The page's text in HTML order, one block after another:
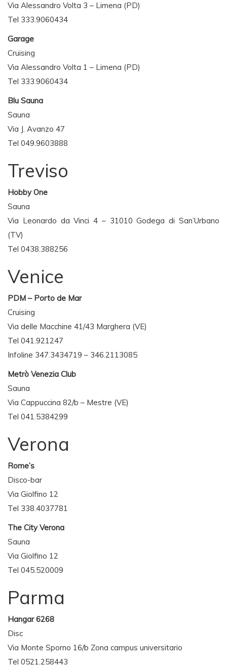
Via Alessandro Volta 3 – Limena (PD)
Tel 333.9060434
Garage
Cruising
Via Alessandro Volta 1 – Limena (PD)
Tel 333.9060434
Blu Sauna
Sauna
Via J. Avanzo 47
Tel 049.9603888
Treviso
Hobby One
Sauna
Via Leonardo da Vinci 4 – 31010 Godega di San’Urbano
(TV)
Tel 0438.388256
Venice
PDM – Porto de Mar
Cruising
Via delle Macchine 41/43 Marghera (VE)
Tel 041.921247
Infoline 347.3434719 – 346.2113085
Metrò Venezia Club
Sauna
Via Cappuccina 82/b – Mestre (VE)
Tel 041.5384299
Verona
Rome’s
Disco-bar
Via Giolfino 12
Tel 338.4037781
The City Verona
Sauna
Via Giolfino 12
Tel 045.520009
Parma
Hangar 6268
Disc
Via Monte Sporno 16/b Zona campus universitario
Tel 0521.258443